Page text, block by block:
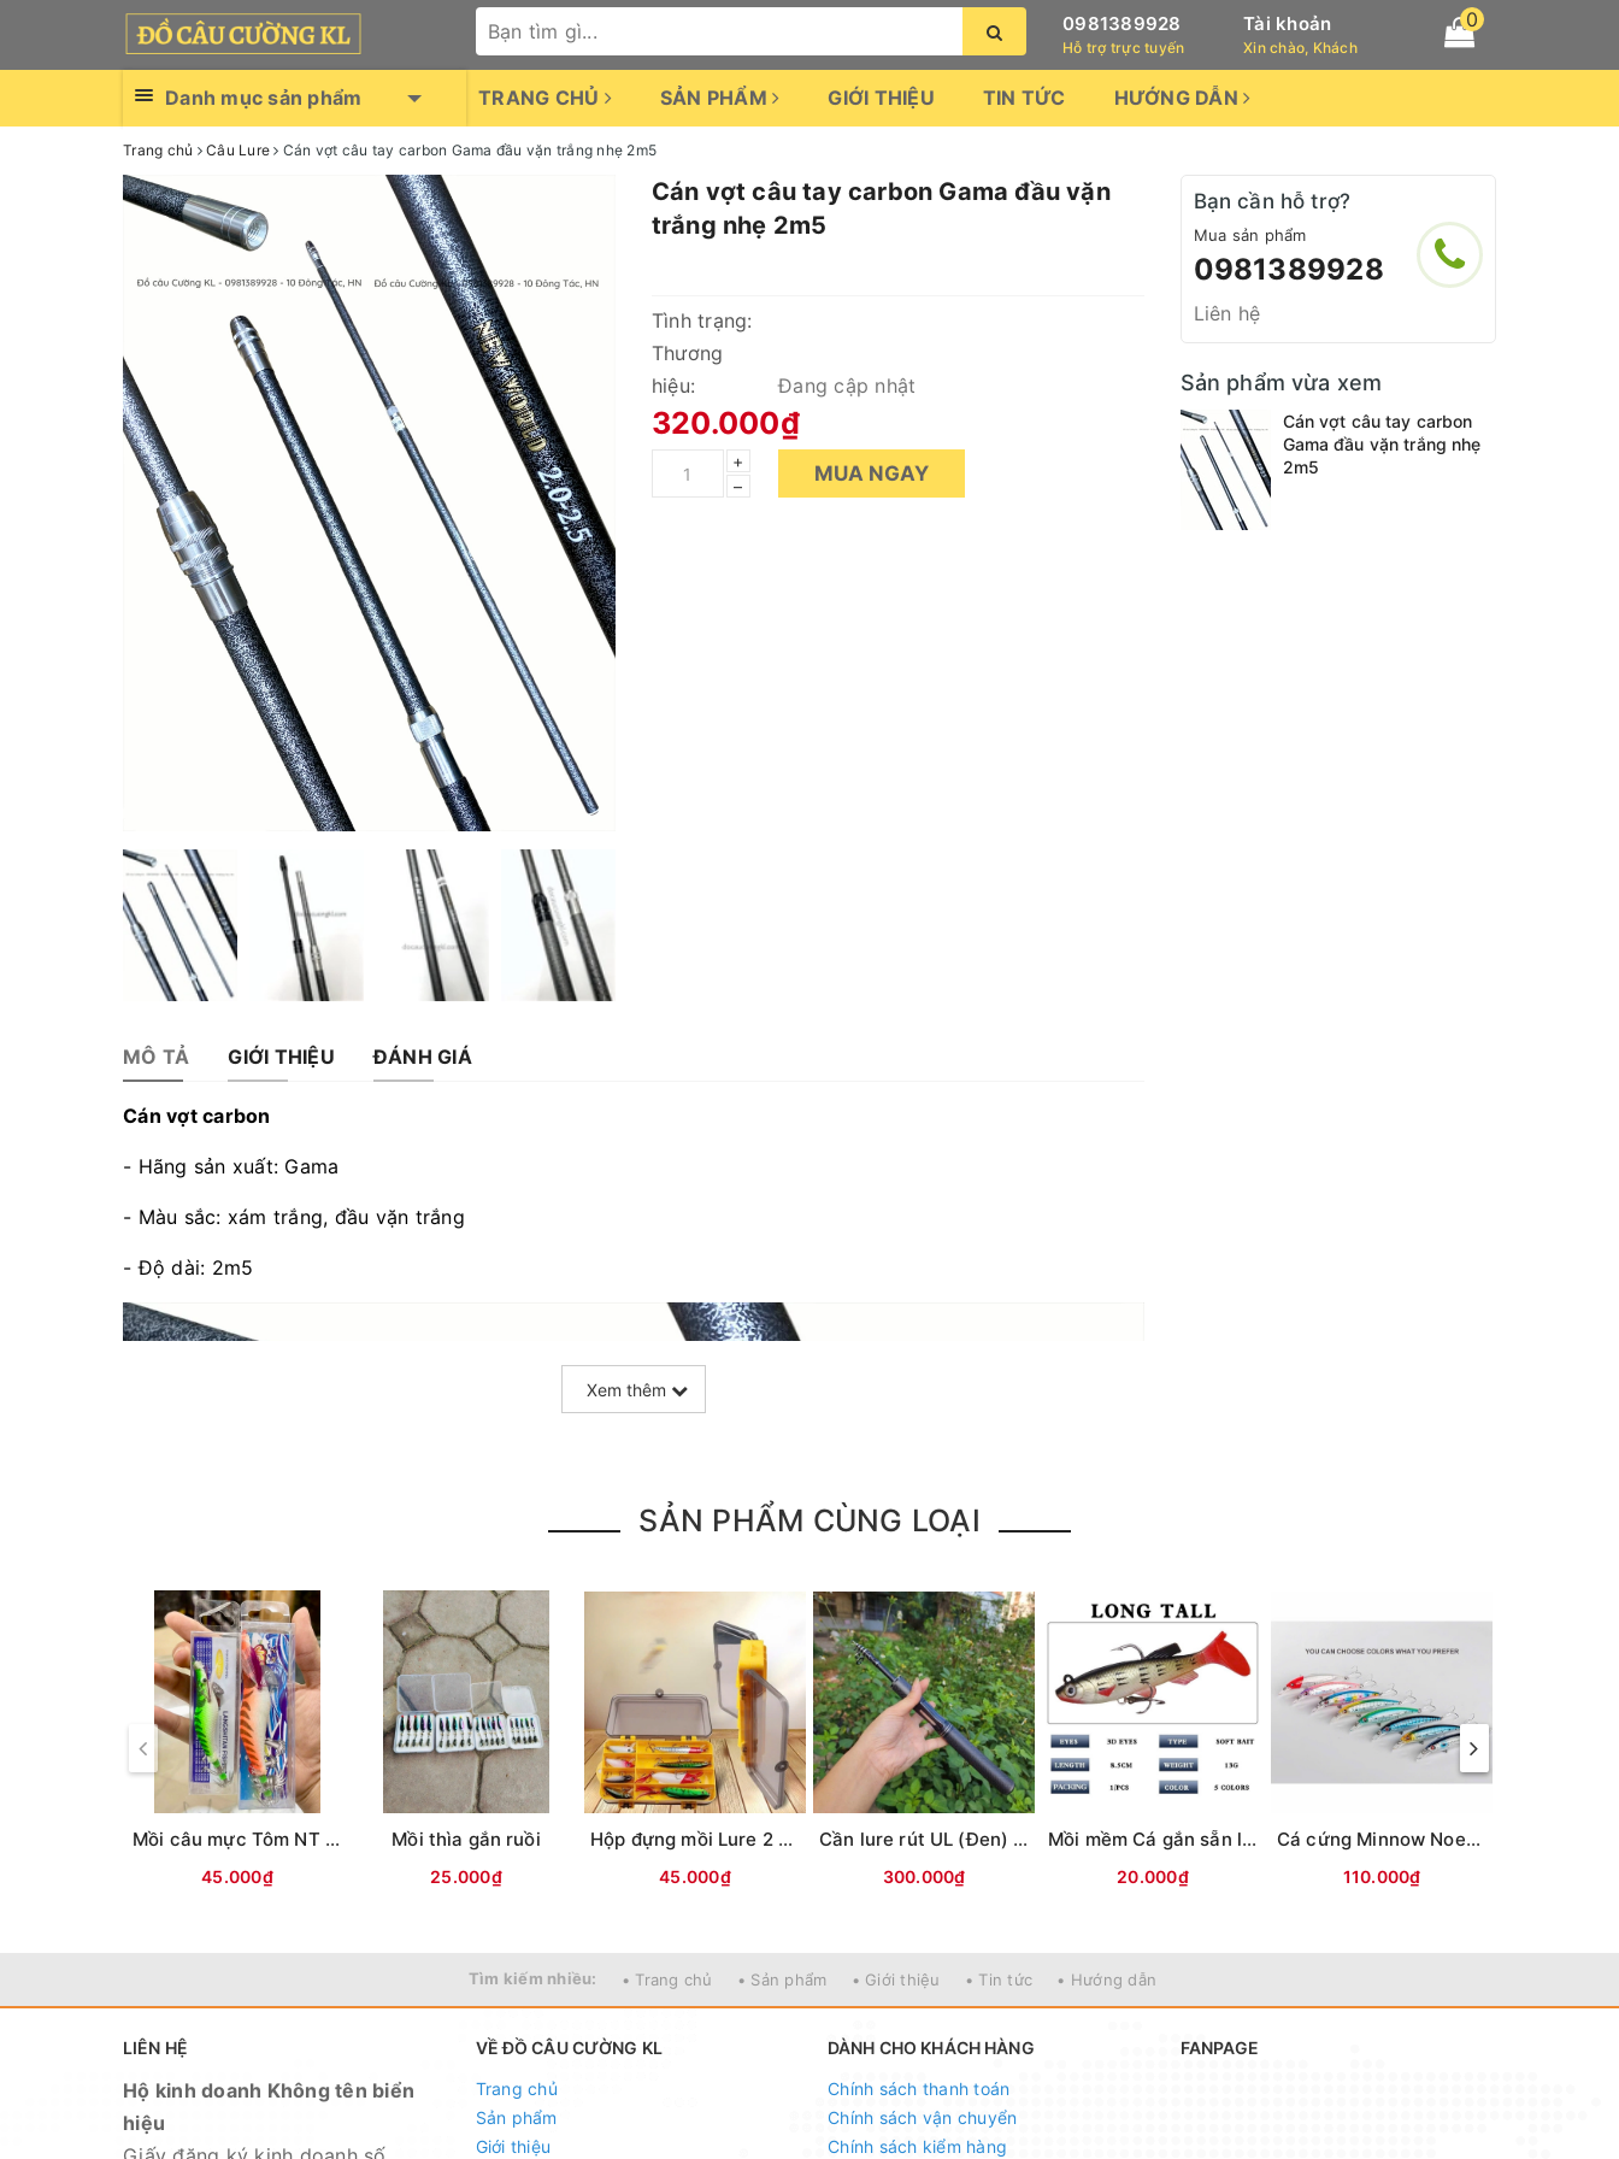
0981389928
Hỗ trợ trực tuyến
Tài khoản
Xin chào, Khách
0
Danh mục sản phẩm TRANG CHỦ SẢN PHẨM GIỚI THIỆU TIN TỨC HƯỚNG DẪN
Trang chủ Câu Lure Cán vợt câu tay carbon Gama đầu vặn trắng nhẹ 2m5
Cán vợt câu tay carbon Gama đầu vặn
trắng nhẹ 2m5
Tình trạng:
Thương
hiệu:
Đang cập nhật
320.000₫
+
–
MUA NGAY
MÔ TẢ GIỚI THIỆU ĐÁNH GIÁ
Cán vợt carbon
- Hãng sản xuất: Gama
- Màu sắc: xám trắng, đầu vặn trắng
- Độ dài: 2m5
Xem thêm
Bạn cần hỗ trợ?
Mua sản phẩm
0981389928
Liên hệ
Sản phẩm vừa xem
Cán vợt câu tay carbon
Gama đầu vặn trắng nhẹ
2m5
SẢN PHẨM CÙNG LOẠI
Mồi câu mực Tôm NT ( Lưng vằn )
45.000₫
Mồi thìa gắn ruồi
25.000₫
Hộp đựng mồi Lure 2 mặt KM01 (18x10x5cm)
45.000₫
Cần lure rút UL (Đen) MAX TYSPORT(Thu30cm)
300.000₫
Mồi mềm Cá gắn sẵn lưỡi (8.5cm-13g) Vỏ trong
20.000₫
Cá cứng Minnow Noeby 9006-Nổi-120mm/22g
110.000₫
Tìm kiếm nhiều: • Trang chủ • Sản phẩm • Giới thiệu • Tin tức • Hướng dẫn
LIÊN HỆ
Hộ kinh doanh Không tên biển
hiệu
VỀ ĐỒ CÂU CƯỜNG KL
Trang chủ
Sản phẩm
Giới thiệu
DÀNH CHO KHÁCH HÀNG
Chính sách thanh toán
Chính sách vận chuyển
Chính sách kiểm hàng
FANPAGE